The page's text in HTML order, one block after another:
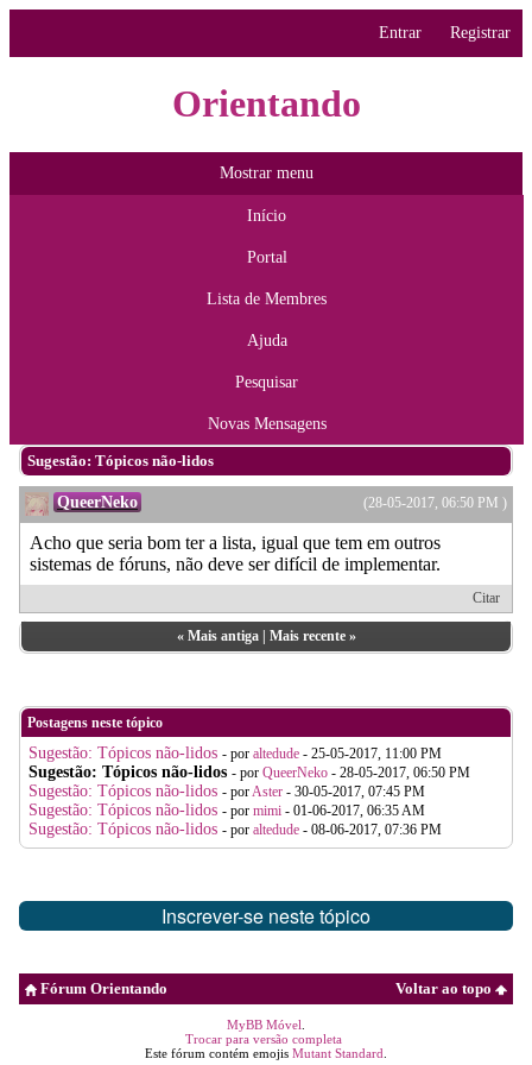
Entrar Registrar
Orientando
Mostrar menu
Início
Portal
Lista de Membres
Ajuda
Pesquisar
Novas Mensagens
Sugestão: Tópicos não-lidos
(28-05-2017, 06:50 PM )
QueerNeko
Acho que seria bom ter a lista, igual que tem em outros
sistemas de fóruns, não deve ser difícil de implementar.
Citar
« Mais antiga| Mais recente»
Postagens neste tópico
Sugestão: Tópicos não-lidos - por altedude - 25-05-2017, 11:00 PM
Sugestão: Tópicos não-lidos - por QueerNeko - 28-05-2017, 06:50 PM
Sugestão: Tópicos não-lidos - porAster - 30-05-2017, 07:45 PM
Sugestão: Tópicos não-lidos - por mimi - 01-06-2017, 06:35 AM
Sugestão: Tópicos não-lidos - por altedude - 08-06-2017, 07:36 PM
Inscrever-se neste tópico
Voltar ao topo
Fórum Orientando
MyBB Móvel
Trocar para versão completa
Este fórum contém emojis Mutant Standard